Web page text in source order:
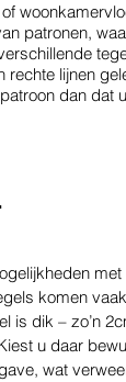
patronen,
rechte lijnen
dan dat
komen
is dik – zo’n
u daar
wat